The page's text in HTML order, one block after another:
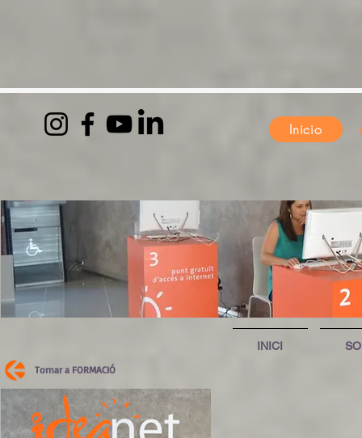
Inicio
INICI
Tornar a FORMACIÓ